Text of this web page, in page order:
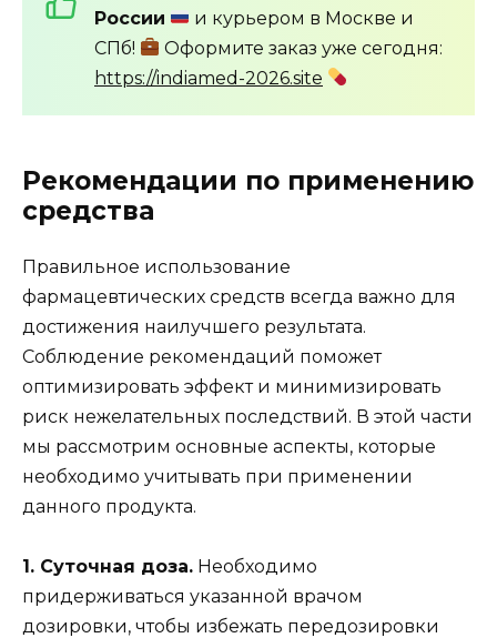
России
и курьером в Москве и
СПб!
Оформите заказ уже сегодня:
https://indiamed-2026.site
Рекомендации по применению
средства
Правильное использование
фармацевтических средств всегда важно для
достижения наилучшего результата.
Соблюдение рекомендаций поможет
оптимизировать эффект и минимизировать
риск нежелательных последствий. В этой части
мы рассмотрим основные аспекты, которые
необходимо учитывать при применении
данного продукта.
1. Суточная доза. Необходимо
придерживаться указанной врачом
дозировки, чтобы избежать передозировки